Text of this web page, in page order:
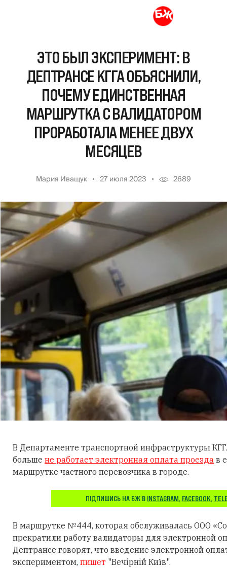
ЭТО БЫЛ ЭКСПЕРИМЕНТ: В
ДЕПТРАНСЕ КГГА ОБЪЯСНИЛИ,
ПОЧЕМУ ЕДИНСТВЕННАЯ
МАРШРУТКА С ВАЛИДАТОРОМ
ПРОРАБОТАЛА МЕНЕЕ ДВУХ
МЕСЯЦЕВ
Мария Иващук 27 июля 2023 2689
В Департаменте транспортной инфраструктуры
больше не работает электронная оплата проезда в
маршрутке частного перевозчика в городе.
ПІДПИШИСЬ НА БЖ В INSTAGRAM, FACEBOOK,
В маршрутке №444, которая обслуживалась ООО
прекратили работу валидаторы для электронной
Дептрансе говорят, что введение электронной
экспериментом, пишет "Вечірній Київ".